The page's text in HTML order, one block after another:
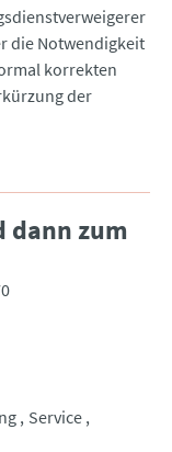
die Notwendigkeit
korrekten
der
dann zum
Service